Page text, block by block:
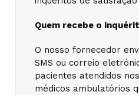
Quem recebe o
O nosso fornecedor
SMS ou correio
pacientes atendidos
médicos ambulatórios